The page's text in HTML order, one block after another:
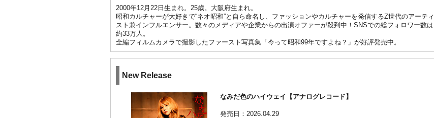
2000年12月22日生まれ。25歳。大阪府生まれ。
昭和カルチャーが大好きで“ネオ昭和”と自ら命名し、ファッションやカルチャーを発信するZ世代のアーティ
スト兼インフルエンサー。数々のメディアや企業からの出演オファーが殺到中！SNSでの総フォロワー数は
約33万人。
全編フィルムカメラで撮影したファースト写真集「今って昭和99年ですよね？」が好評発売中。
New Release
なみだ色のハイウェイ【アナログレコード】
発売日：2026.04.29